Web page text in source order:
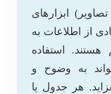
ابزارهای
از اطلاعات به
استفاده
به وضوح و
هر جدول یا